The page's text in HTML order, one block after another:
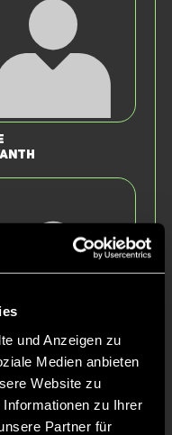
und Anzeigen zu
Medien anbieten
Website zu
zu Ihrer
Partner für